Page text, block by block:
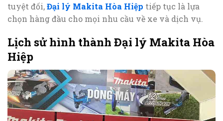
tuyệt đối,Đại lý Makita Hòa Hiệp tiếp tục là lựa
chọn hàng đầu cho mọi nhu cầu về xe và dịch vụ.
Lịch sử hình thành Đại lý Makita Hòa
Hiệp